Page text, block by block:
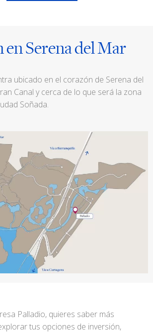
Serena del Mar
ubicado en el corazón de Serena del
Canal y cerca de lo que será la zona
Soñada.
Palladio, quieres saber más
tus opciones de inversión,